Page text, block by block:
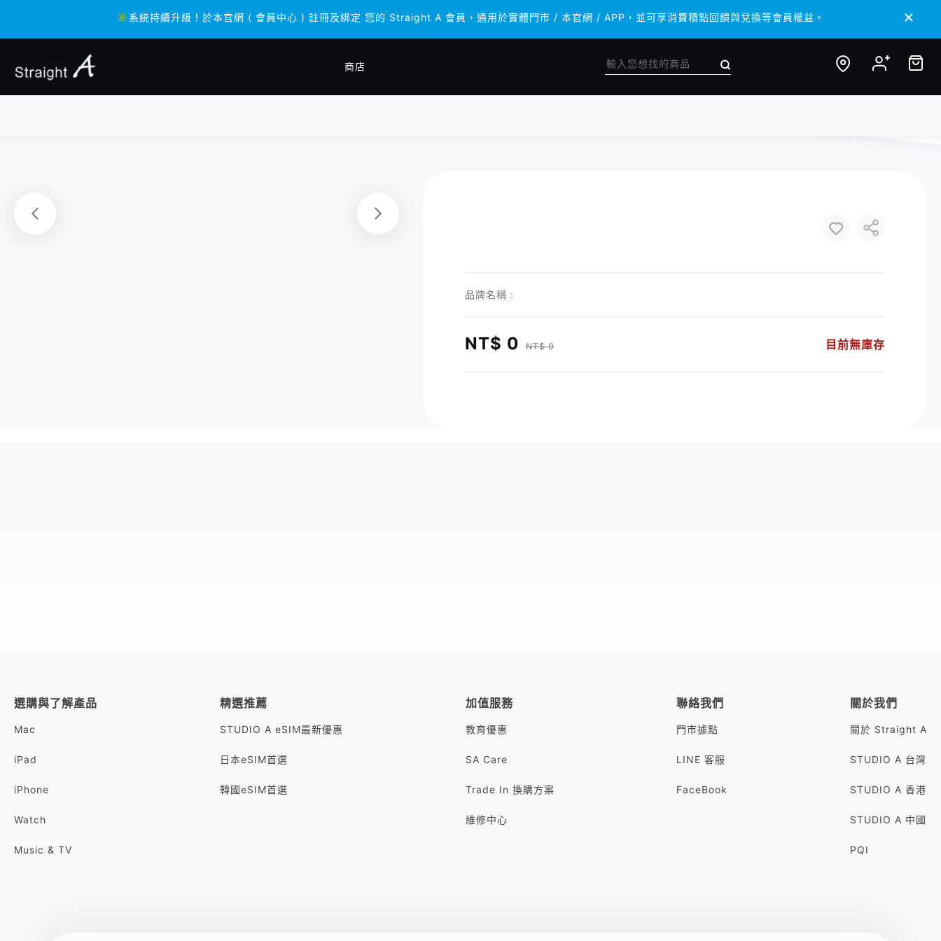
✳️系統持續升級！於本官網 ( 會員中心 ) 註冊及綁定 您的 Straight A 會員，通用於實體門市 / 本官網 / APP，並可享消費積點回饋與兌換等會員權益。
✳️系統持續升級！於本官網 ( 會員中心 ) 註冊及綁定 您的 Straight A 會員，通用於實體門市 / 本官網 / APP，並可享消費積點回饋與兌換等會員權益。
商店
品牌名稱 :
NT$ 0 NT$ 0 目前無庫存
選購與了解產品
Mac
iPad
iPhone
Watch
Music & TV
精選推薦
STUDIO A eSIM最新優惠
日本eSIM首選
韓國eSIM首選
加值服務
教育優惠
SA Care
Trade In 換購方案
維修中心
聯絡我們
門市據點
LINE 客服
FaceBook
關於我們
關於 Straight A
STUDIO A 台灣
STUDIO A 香港
STUDIO A 中國
PQI